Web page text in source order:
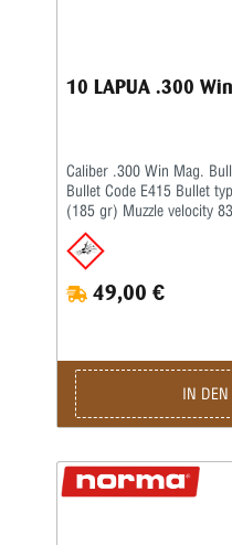
10 LAPUA .300
Caliber .300 Win Mag. Bullet Mega Product no. 4317312
Bullet Code E415 Bullet type Soft Point Bullet weight 12.0 g
(185 gr) Muzzle velocity 830 m/s (2723 fps) Purpose
49,00 €
IN